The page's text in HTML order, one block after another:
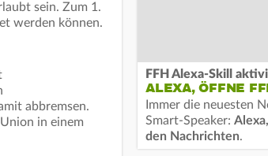
sein. Zum 1.
werden können.
abbremsen.
in einem
FFH Alexa-Skill
ALEXA, ÖFFNE
Immer die neuesten
Smart-Speaker:
den Nachrichten.